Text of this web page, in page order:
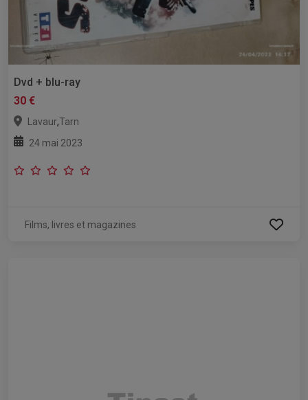
Dvd + blu-ray
30 €
Lavaur,Tarn
24 mai 2023
Films, livres et magazines